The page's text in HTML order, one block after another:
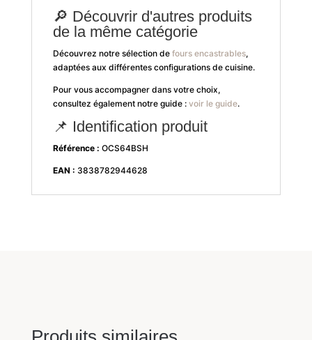
🔎 Découvrir d'autres produits
de la même catégorie
Découvrez notre sélection de fours encastrables,
adaptées aux différentes configurations de cuisine.
Pour vous accompagner dans votre choix,
consultez également notre guide : voir le guide.
📌 Identification produit
Référence : OCS64BSH
EAN : 3838782944628